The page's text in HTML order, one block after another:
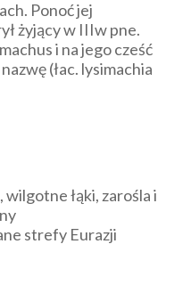
Ponoć jej
żyjący w IIIw pne.
i na jego cześć
(łac. lysimachia
łąki, zarośla i
strefy Eurazji